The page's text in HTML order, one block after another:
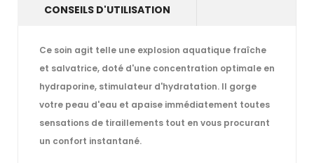
CONSEILS D'UTILISATION
Ce soin agit telle une explosion aquatique fraîche
et salvatrice, doté d'une concentration optimale en
hydraporine, stimulateur d'hydratation. Il gorge
votre peau d'eau et apaise immédiatement toutes
sensations de tiraillements tout en vous procurant
un confort instantané.